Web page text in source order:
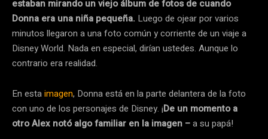
estaban mirando un viejo álbum de fotos de cuando
Donna era una niña pequeña. Luego de ojear por varios
minutos llegaron a una foto común y corriente de un viaje a
Disney World. Nada en especial, dirían ustedes. Aunque lo
contrario era realidad.
En estaimagen, Donna está en la parte delantera de la foto
con uno de los personajes de Disney. ¡De un momento a
otro Alex notó algo familiar en la imagen –a su papá!